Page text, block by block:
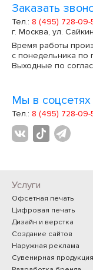
Заказать
Тел.: 8 (495) 728-09-
г. Москва, ул.
Время работы
с понедельника по
Выходные по
Мы в соцсетях
Тел.: 8 (495) 728-09-
Услуги
Офсетная печать
Цифровая печать
Дизайн и верстка
Создание сайтов
Наружная реклама
Сувенирная продукция